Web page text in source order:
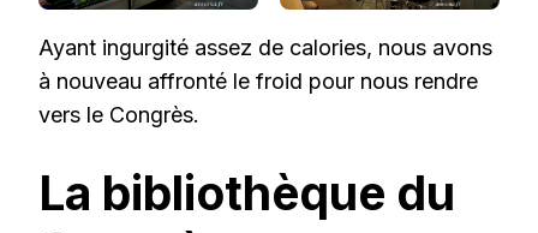
Ayant ingurgité assez de calories, nous avons
à nouveau affronté le froid pour nous rendre
vers le Congrès.
La bibliothèque du